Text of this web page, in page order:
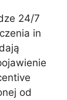
24/7
in
od